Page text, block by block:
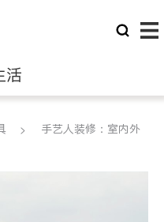
活
师
手艺人装修：室内外